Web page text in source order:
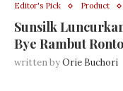
Editor's Pick Product
Sunsilk
Bye Rambut
written byOrie Buchori